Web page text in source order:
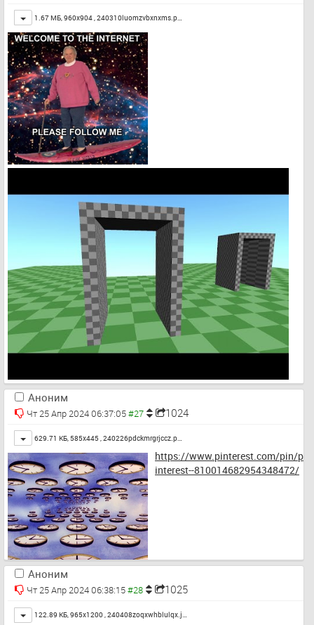
Toggle
1.67 МБ, 960x904 , 240310luomzvbxnxms.p…
Аноним
Чт 25 Апр 2024 06:37:05 1024
Toggle
629.71 КБ, 585x445 ,240226pdckmrgrjccz.p…
https://www.pinterest.com/pin/p
interest--810014682954348472/
Аноним
Чт 25 Апр 2024 06:38:15 1025
Toggle
122.89 КБ, 965x1200 ,240408zoqxwhblulqx.j…